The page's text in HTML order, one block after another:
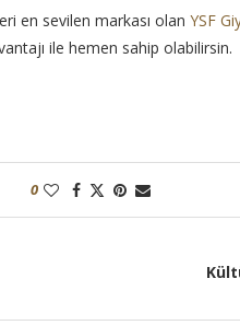
en sevilen markası olan YSF
ile hemen sahip olabilirsin.
0